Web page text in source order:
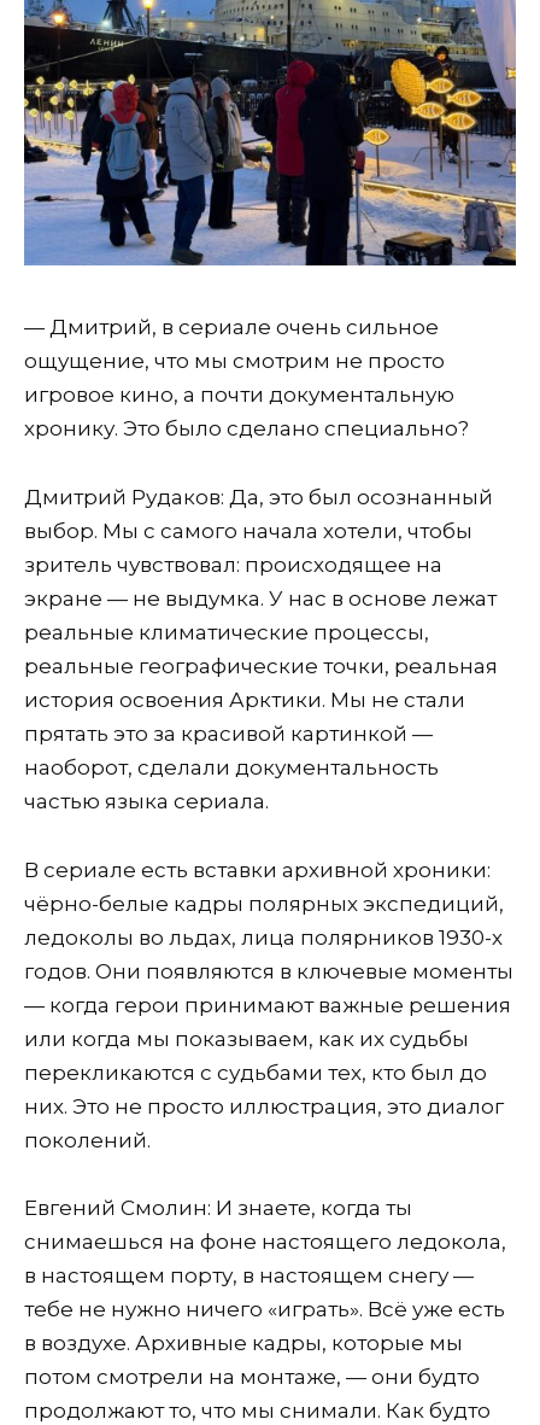
— Дмитрий, в сериале очень сильное
ощущение, что мы смотрим не просто
игровое кино, а почти документальную
хронику. Это было сделано специально?
Дмитрий Рудаков: Да, это был осознанный
выбор. Мы с самого начала хотели, чтобы
зритель чувствовал: происходящее на
экране — не выдумка. У нас в основе лежат
реальные климатические процессы,
реальные географические точки, реальная
история освоения Арктики. Мы не стали
прятать это за красивой картинкой —
наоборот, сделали документальность
частью языка сериала.
В сериале есть вставки архивной хроники:
чёрно-белые кадры полярных экспедиций,
ледоколы во льдах, лица полярников 1930-х
годов. Они появляются в ключевые моменты
— когда герои принимают важные решения
или когда мы показываем, как их судьбы
перекликаются с судьбами тех, кто был до
них. Это не просто иллюстрация, это диалог
поколений.
Евгений Смолин: И знаете, когда ты
снимаешься на фоне настоящего ледокола,
в настоящем порту, в настоящем снегу —
тебе не нужно ничего «играть». Всё уже есть
в воздухе. Архивные кадры, которые мы
потом смотрели на монтаже, — они будто
продолжают то, что мы снимали. Как будто